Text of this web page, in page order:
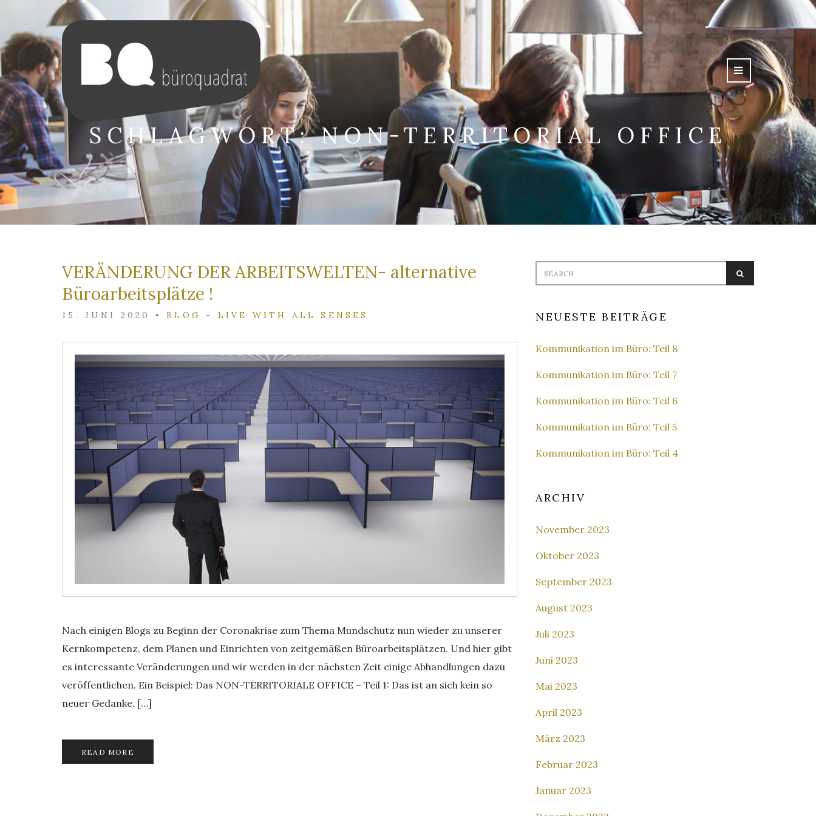
SCHLAGWORT:NON-TERRITORIAL OFFICE
VERÄNDERUNG DER ARBEITSWELTEN- alternative
Büroarbeitsplätze !
15. JUNI 2020 •BLOG - LIVE WITH ALL SENSES
Nach einigen Blogs zu Beginn der Coronakrise zum Thema Mundschutz nun wieder zu unserer
Kernkompetenz, dem Planen und Einrichten von zeitgemäßen Büroarbeitsplätzen. Und hier gibt
es interessante Veränderungen und wir werden in der nächsten Zeit einige Abhandlungen dazu
veröffentlichen. Ein Beispiel: Das NON-TERRITORIALE OFFICE – Teil 1: Das ist an sich kein so
neuer Gedanke. […]
READ MORE
Search
for:
NEUESTE BEITRÄGE
Kommunikation im Büro: Teil 8
Kommunikation im Büro: Teil 7
Kommunikation im Büro: Teil 6
Kommunikation im Büro: Teil 5
Kommunikation im Büro: Teil 4
ARCHIV
November 2023
Oktober 2023
September 2023
August 2023
Juli 2023
Juni 2023
Mai 2023
April 2023
März 2023
Februar 2023
Januar 2023